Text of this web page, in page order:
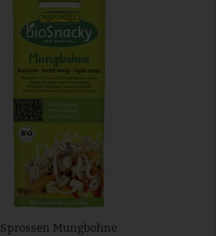
Sprossen Mungbohne